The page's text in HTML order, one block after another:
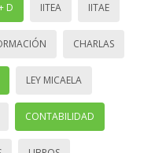
D IITEA IITAE
CHARLAS
LEY MICAELA
CONTABILIDAD